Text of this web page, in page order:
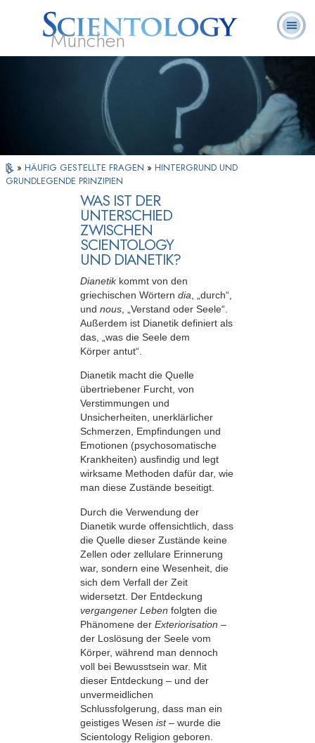
München
Scientology?
Ehrenamtliche
Geistliche
Häufig gestellte
Fragen
» HÄUFIG GESTELLTE FRAGEN » HINTERGRUND UND
GRUNDLEGENDE PRINZIPIEN
WAS IST DER
UNTERSCHIED
ZWISCHEN
SCIENTOLOGY
UND DIANETIK?
Dianetikkommt von den
griechischen Wörtern dia , „durch“,
und nous , „Verstand oder Seele“.
Außerdem ist Dianetik definiert als
das, „was die Seele dem
Körper antut“.
Dianetik macht die Quelle
übertriebener Furcht, von
Verstimmungen und
Unsicherheiten, unerklärlicher
Schmerzen, Empfindungen und
Emotionen (psychosomatische
Krankheiten) ausfindig und legt
wirksame Methoden dafür dar, wie
man diese Zustände beseitigt.
Durch die Verwendung der
Dianetik wurde offensichtlich, dass
die Quelle dieser Zustände keine
Zellen oder zellulare Erinnerung
war, sondern eine Wesenheit, die
sich dem Verfall der Zeit
widersetzt. Der Entdeckung
vergangener Leben folgten die
Phänomene der Exteriorisation –
der Loslösung der Seele vom
Körper, während man dennoch
voll bei Bewusstsein war. Mit
dieser Entdeckung – und der
unvermeidlichen
Schlussfolgerung, dass man ein
geistiges Wesen ist– wurde die
Scientology Religion geboren.